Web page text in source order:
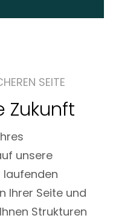
SEITE
Zukunft
unsere
laufenden
Ihrer Seite und
Strukturen